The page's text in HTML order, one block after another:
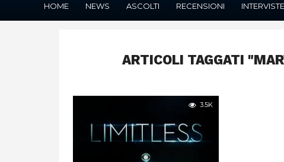
HOME NEWS ASCOLTI RECENSIONI INTERVISTE
ARTICOLI TAGGATI
3.5K